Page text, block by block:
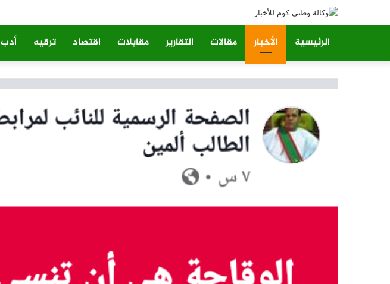
الرئيسية الأخبار مقالات التقارير مقابلات اقتصاد ترقيه أدب